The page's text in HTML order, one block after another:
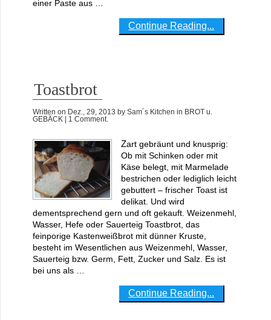
einer Paste aus …
Continue Reading...
Toastbrot
Written on Dez., 29, 2013 by Sam´s Kitchen in BROT u.
GEBÄCK
| 1 Comment.
Zart gebräunt und knusprig:
Ob mit Schinken oder mit
Käse belegt, mit Marmelade
bestrichen oder lediglich leicht
gebuttert – frischer Toast ist
delikat. Und wird
dementsprechend gern und oft gekauft. Weizenmehl,
Wasser, Hefe oder Sauerteig Toastbrot, das
feinporige Kastenweißbrot mit dünner Kruste,
besteht im Wesentlichen aus Weizenmehl, Wasser,
Sauerteig bzw. Germ, Fett, Zucker und Salz. Es ist
bei uns als …
Continue Reading...